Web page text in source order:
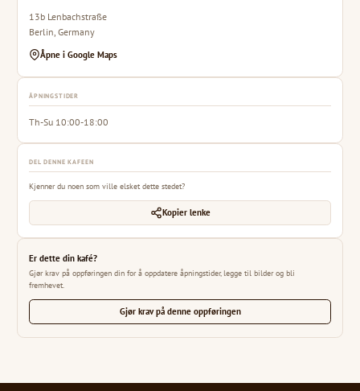
13b Lenbachstraße
Berlin, Germany
Åpne i Google Maps
ÅPNINGSTIDER
Th-Su 10:00-18:00
DEL DENNE KAFEEN
Kjenner du noen som ville elsket dette stedet?
Kopier lenke
Er dette din kafé?
Gjør krav på oppføringen din for å oppdatere åpningstider, legge til bilder og bli
fremhevet.
Gjør krav på denne oppføringen